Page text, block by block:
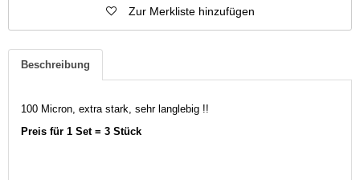
Zur Merkliste hinzufügen
Beschreibung
100 Micron, extra stark, sehr langlebig !!
Preis für 1 Set = 3 Stück